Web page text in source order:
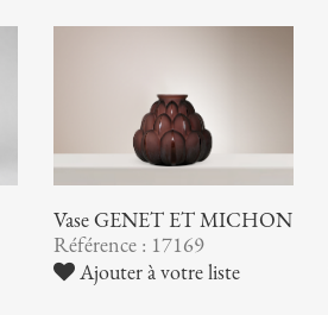
Vase GENET ET MICHON
Référence : 17169
Ajouter à votre liste